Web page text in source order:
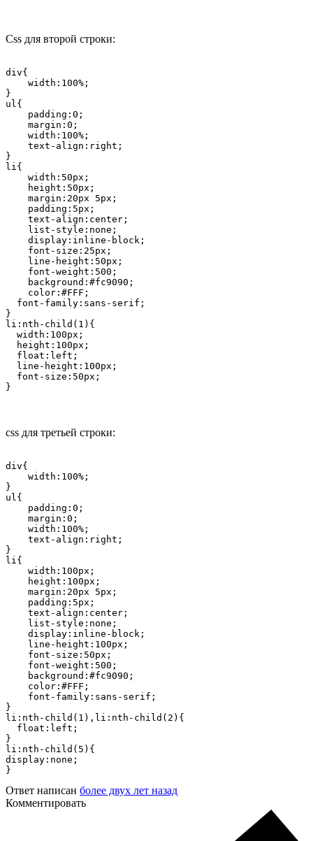
Css для второй строки:
div{
    width:100%;
}
ul{
    padding:0;
    margin:0;
    width:100%;
    text-align:right;
}
li{
    width:50px;
    height:50px;
    margin:20px 5px;
    padding:5px;
    text-align:center;
    list-style:none;
    display:inline-block;
    font-size:25px;
    line-height:50px;
    font-weight:500;
    background:#fc9090;
    color:#FFF;
  font-family:sans-serif;
}
li:nth-child(1){
  width:100px;
  height:100px;
  float:left;
  line-height:100px;
  font-size:50px;
}
css для третьей строки:
div{
    width:100%;
}
ul{
    padding:0;
    margin:0;
    width:100%;
    text-align:right;
}
li{
    width:100px;
    height:100px;
    margin:20px 5px;
    padding:5px;
    text-align:center;
    list-style:none;
    display:inline-block;
    line-height:100px;
    font-size:50px;
    font-weight:500;
    background:#fc9090;
    color:#FFF;
    font-family:sans-serif;
}
li:nth-child(1),li:nth-child(2){
  float:left;
}
li:nth-child(5){
display:none;
}
Ответ написан более двух лет назад
Комментировать